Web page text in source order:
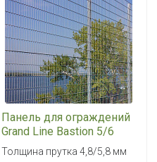
Панель для ограждений
Grand Line Bastion 5/6
2,03x2,5 цинк
Толщина прутка 4,8/5,8 мм